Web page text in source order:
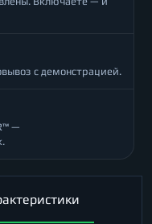
с демонстрацией.
—